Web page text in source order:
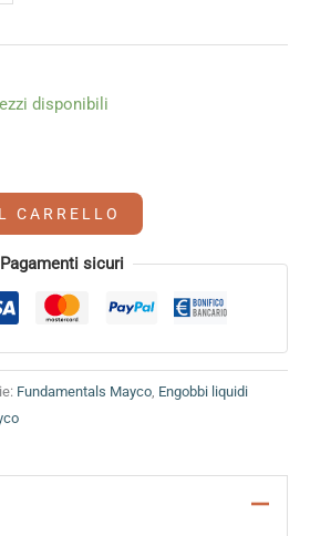
disponibili
CARRELLO
Pagamenti sicuri
Fundamentals Mayco Engobbi liquidi